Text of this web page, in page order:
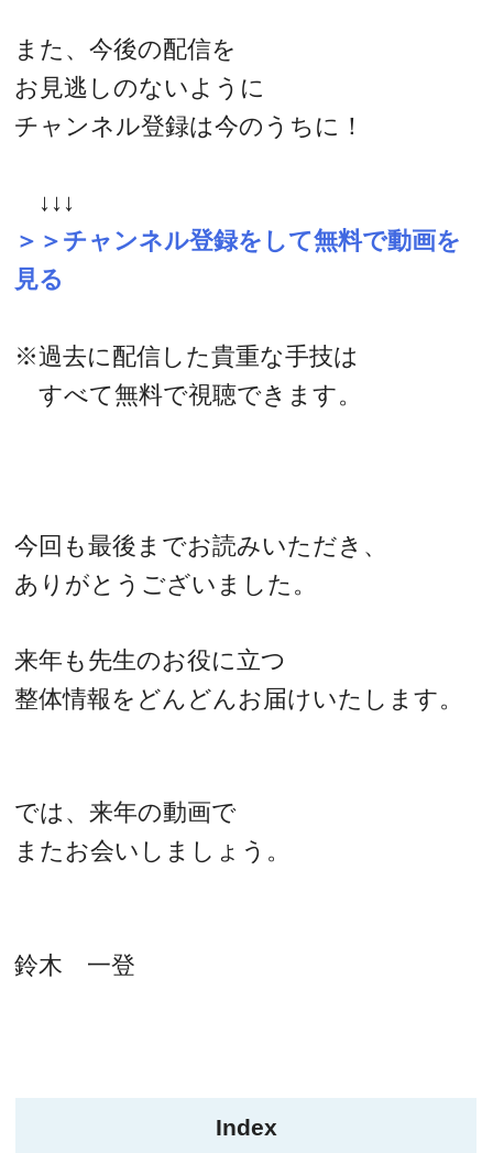
また、今後の配信を
お見逃しのないように
チャンネル登録は今のうちに！
↓↓↓
＞＞チャンネル登録をして無料で動画を
見る
※過去に配信した貴重な手技は
すべて無料で視聴できます。
今回も最後までお読みいただき、
ありがとうございました。
来年も先生のお役に立つ
整体情報をどんどんお届けいたします。
では、来年の動画で
またお会いしましょう。
鈴木 一登
Index